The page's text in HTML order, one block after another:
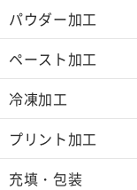
パウダー加工
ペースト加工
冷凍加工
プリント加工
充填・包装